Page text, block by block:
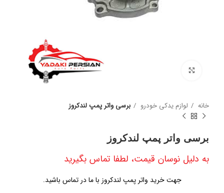
خانه لوازم یدکی خودرو برسی واتر پمپ لندکروز
برسی واتر پمپ لندکروز
به دلیل نوسان قیمت، لطفا تماس بگیرید
جهت خرید واتر پمپ لندکروز با ما در تماس باشید.